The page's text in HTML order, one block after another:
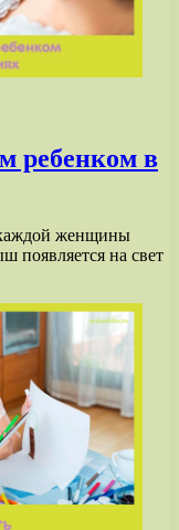
ребенком в
женщины
появляется на свет